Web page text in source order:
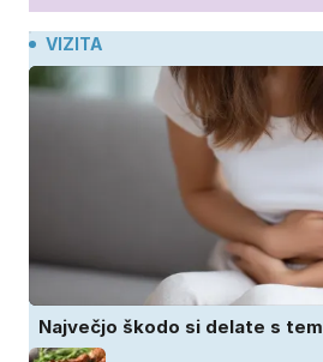
VIZITA
Največjo škodo si delate s tem